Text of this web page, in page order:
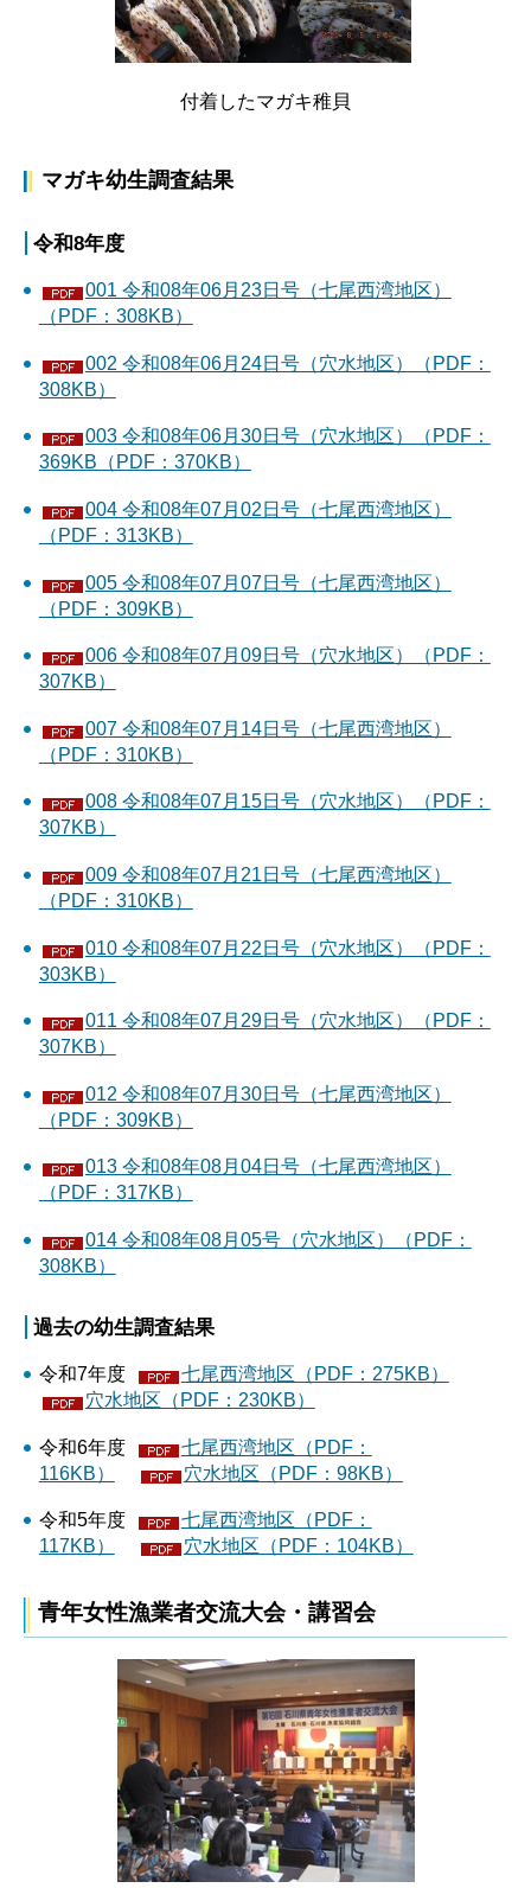
付着したマガキ稚貝
マガキ幼生調査結果
令和8年度
001 令和08年06月23日号（七尾西湾地区）
（PDF：308KB）
002 令和08年06月24日号（穴水地区）（PDF：
308KB）
003 令和08年06月30日号（穴水地区）（PDF：
369KB（PDF：370KB）
004 令和08年07月02日号（七尾西湾地区）
（PDF：313KB）
005 令和08年07月07日号（七尾西湾地区）
（PDF：309KB）
006 令和08年07月09日号（穴水地区）（PDF：
307KB）
007 令和08年07月14日号（七尾西湾地区）
（PDF：310KB）
008 令和08年07月15日号（穴水地区）（PDF：
307KB）
009 令和08年07月21日号（七尾西湾地区）
（PDF：310KB）
010 令和08年07月22日号（穴水地区）（PDF：
303KB）
011 令和08年07月29日号（穴水地区）（PDF：
307KB）
012 令和08年07月30日号（七尾西湾地区）
（PDF：309KB）
013 令和08年08月04日号（七尾西湾地区）
（PDF：317KB）
014 令和08年08月05号（穴水地区）（PDF：
308KB）
過去の幼生調査結果
令和7年度
七尾西湾地区（PDF：275KB）
穴水地区（PDF：230KB）
令和6年度
七尾西湾地区（PDF：
116KB）
穴水地区（PDF：98KB）
令和5年度
七尾西湾地区（PDF：
117KB）
穴水地区（PDF：104KB）
青年女性漁業者交流大会・講習会